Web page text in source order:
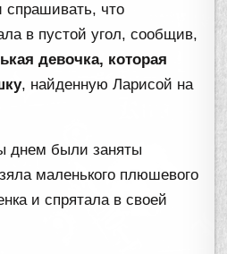
спрашивать, что
в пустой угол, сообщив,
девочка, которая
, найденную Ларисой на
днем были заняты
маленького плюшевого
и спрятала в своей